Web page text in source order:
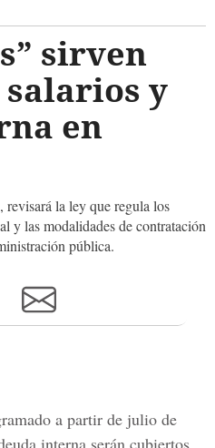
sirven
y
en
la ley que regula los
y las modalidades de contratación
pública.
a partir de julio de
interna serán cubiertos